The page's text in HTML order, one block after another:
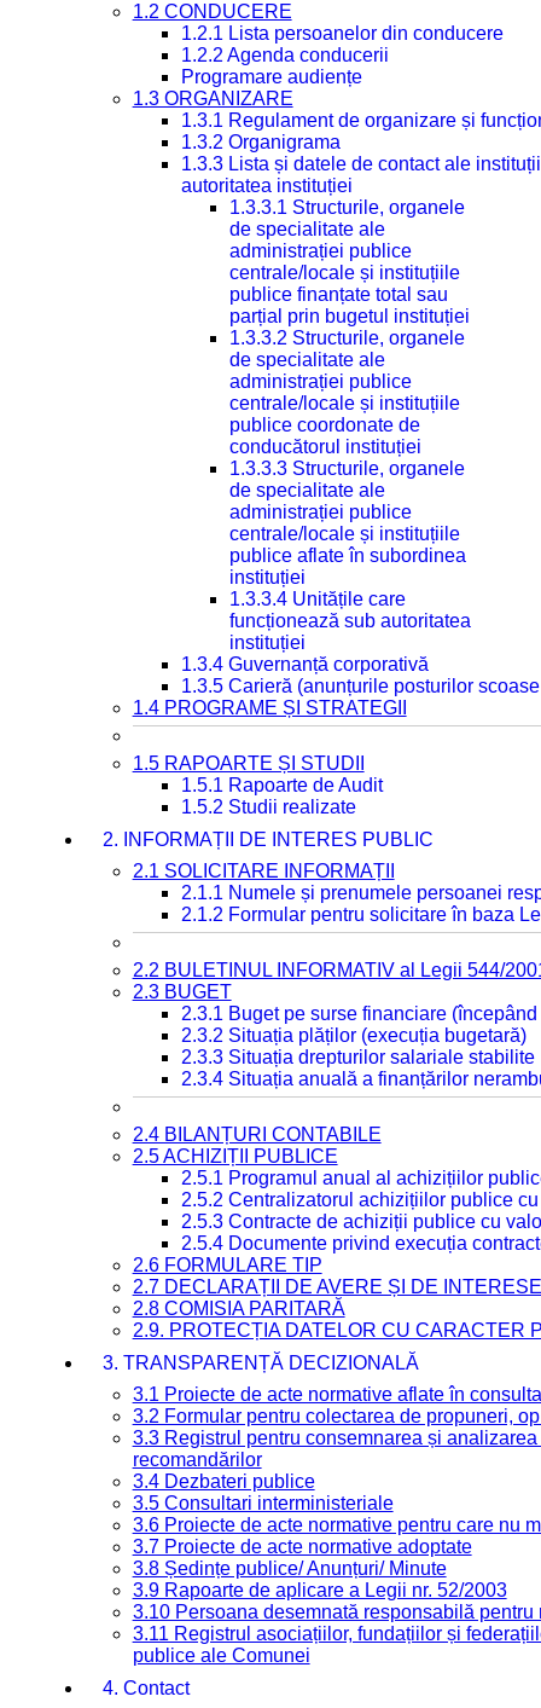
1.2 CONDUCERE
1.2.1 Lista persoanelor din conducere
1.2.2 Agenda conducerii
Programare audiențe
1.3 ORGANIZARE
1.3.1 Regulament de organizare și
1.3.2 Organigrama
1.3.3 Lista și datele de contact ale
autoritatea instituției
1.3.3.1 Structurile, organele
de specialitate ale
administrației publice
centrale/locale și instituțiile
publice finanțate total sau
parțial prin bugetul instituției
1.3.3.2 Structurile, organele
de specialitate ale
administrației publice
centrale/locale și instituțiile
publice coordonate de
conducătorul instituției
1.3.3.3 Structurile, organele
de specialitate ale
administrației publice
centrale/locale și instituțiile
publice aflate în subordinea
instituției
1.3.3.4 Unitățile care
funcționează sub autoritatea
instituției
1.3.4 Guvernanță corporativă
1.3.5 Carieră (anunțurile posturilor
1.4 PROGRAME ȘI STRATEGII
1.5 RAPOARTE ȘI STUDII
1.5.1 Rapoarte de Audit
1.5.2 Studii realizate
2. INFORMAȚII DE INTERES PUBLIC
2.1 SOLICITARE INFORMAȚII
2.1.1 Numele și prenumele persoanei
2.1.2 Formular pentru solicitare în baza
2.2 BULETINUL INFORMATIV al Legii 544/
2.3 BUGET
2.3.1 Buget pe surse financiare
2.3.2 Situația plăților (execuția bugetară)
2.3.3 Situația drepturilor salariale
2.3.4 Situația anuală a finanțărilor
2.4 BILANȚURI CONTABILE
2.5 ACHIZIȚII PUBLICE
2.5.1 Programul anual al achizițiilor
2.5.2 Centralizatorul achizițiilor publice
2.5.3 Contracte de achiziții publice cu
2.5.4 Documente privind execuția
2.6 FORMULARE TIP
2.7 DECLARAȚII DE AVERE ȘI DE INTERESE
2.8 COMISIA PARITARĂ
2.9. PROTECȚIA DATELOR CU CARACTER
3. TRANSPARENȚĂ DECIZIONALĂ
3.1 Proiecte de acte normative aflate în
3.2 Formular pentru colectarea de propuneri,
3.3 Registrul pentru consemnarea și
recomandărilor
3.4 Dezbateri publice
3.5 Consultari interministeriale
3.6 Proiecte de acte normative pentru care nu
3.7 Proiecte de acte normative adoptate
3.8 Ședințe publice/ Anunțuri/ Minute
3.9 Rapoarte de aplicare a Legii nr. 52/2003
3.10 Persoana desemnată responsabilă
3.11 Registrul asociațiilor, fundațiilor și
publice ale Comunei
4. Contact